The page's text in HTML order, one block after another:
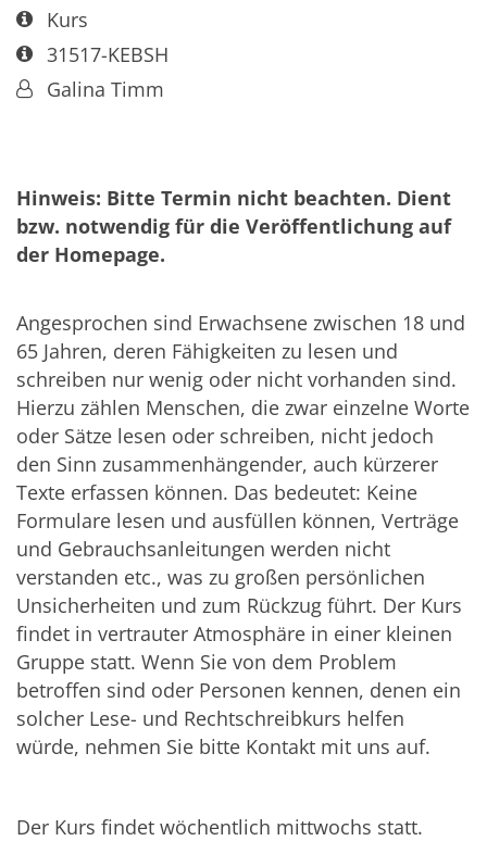
Art bzw. Nummer:
Kurs
Art bzw. Nummer:
31517-KEBSH
Von:Galina Timm
Hinweis: Bitte Termin nicht beachten. Dient
bzw. notwendig für die Veröffentlichung auf
der Homepage.
Angesprochen sind Erwachsene zwischen 18 und
65 Jahren, deren Fähigkeiten zu lesen und
schreiben nur wenig oder nicht vorhanden sind.
Hierzu zählen Menschen, die zwar einzelne Worte
oder Sätze lesen oder schreiben, nicht jedoch
den Sinn zusammenhängender, auch kürzerer
Texte erfassen können. Das bedeutet: Keine
Formulare lesen und ausfüllen können, Verträge
und Gebrauchsanleitungen werden nicht
verstanden etc., was zu großen persönlichen
Unsicherheiten und zum Rückzug führt. Der Kurs
findet in vertrauter Atmosphäre in einer kleinen
Gruppe statt. Wenn Sie von dem Problem
betroffen sind oder Personen kennen, denen ein
solcher Lese- und Rechtschreibkurs helfen
würde, nehmen Sie bitte Kontakt mit uns auf.
Der Kurs findet wöchentlich mittwochs statt.